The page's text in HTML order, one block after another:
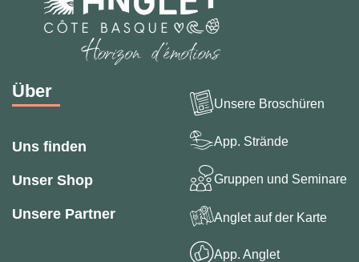
Über
Uns finden
Unser Shop
Unsere Partner
Unsere Broschüren
App. Strände
Gruppen und Seminare
Anglet auf der Karte
App. Anglet